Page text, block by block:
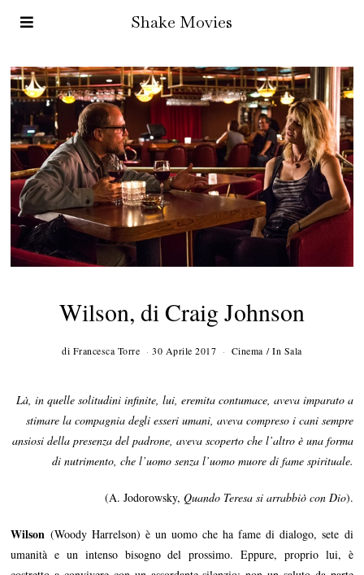
Shake Movies
Wilson, di Craig Johnson
di Francesca Torre 30 Aprile 2017
g
i
o
0
Cinema / In Sala
Là, in quelle solitudini infinite, lui, eremita contumace, aveva imparato a
stimare la compagnia degli esseri umani, aveva compreso i cani sempre
ansiosi della presenza del padrone, aveva scoperto che l’altro è una forma
di nutrimento, che l’uomo senza l’uomo muore di fame spirituale.
(A. Jodorowsky, Quando Teresa si arrabbiò con Dio).
Wilson (Woody Harrelson) è un uomo che ha fame di dialogo, sete di
umanità e un intenso bisogno del prossimo. Eppure, proprio lui, è